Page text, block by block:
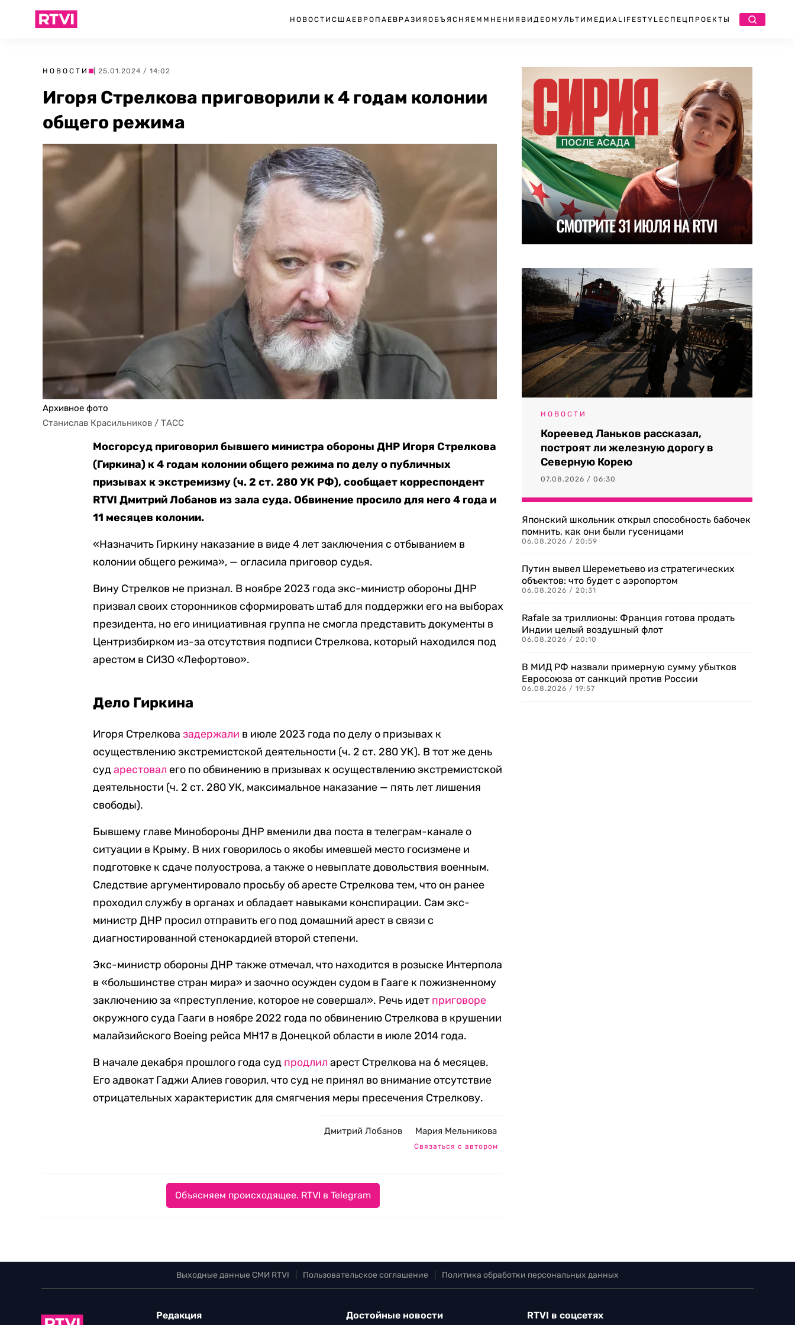
НОВОСТИ США ЕВРОПА ЕВРАЗИЯ ОБЪЯСНЯЕМ МНЕНИЯ ВИДЕО МУЛЬТИМЕДИА LIFESTYLEСПЕЦПРОЕКТЫ
НОВОСТИ | 25.01.2024 / 14:02
Игоря Стрелкова приговорили к 4 годам колонии
общего режима
Архивное фото
Станислав Красильников / ТАСС
Мосгорсуд приговорил бывшего министра обороны ДНР Игоря Стрелкова
(Гиркина) к 4 годам колонии общего режима по делу о публичных
призывах к экстремизму (ч. 2 ст. 280 УК РФ), сообщает корреспондент
RTVI Дмитрий Лобанов из зала суда. Обвинение просило для него 4 года и
11 месяцев колонии.
«Назначить Гиркину наказание в виде 4 лет заключения с отбыванием в
колонии общего режима», — огласила приговор судья.
Вину Стрелков не признал. В ноябре 2023 года экс-министр обороны ДНР
призвал своих сторонников сформировать штаб для поддержки его на выборах
президента, но его инициативная группа не смогла представить документы в
Центризбирком из-за отсутствия подписи Стрелкова, который находился под
арестом в СИЗО «Лефортово».
Дело Гиркина
Игоря Стрелковазадержали в июле 2023 года по делу о призывах к
осуществлению экстремистской деятельности (ч. 2 ст. 280 УК). В тот же день
сударестовал его по обвинению в призывах к осуществлению экстремистской
деятельности (ч. 2 ст. 280 УК, максимальное наказание — пять лет лишения
свободы).
Бывшему главе Минобороны ДНР вменили два поста в телеграм-канале о
ситуации в Крыму. В них говорилось о якобы имевшей место госизмене и
подготовке к сдаче полуострова, а также о невыплате довольствия военным.
Следствие аргументировало просьбу об аресте Стрелкова тем, что он ранее
проходил службу в органах и обладает навыками конспирации. Сам экс-
министр ДНР просил отправить его под домашний арест в связи с
диагностированной стенокардией второй степени.
Экс-министр обороны ДНР также отмечал, что находится в розыске Интерпола
в «большинстве стран мира» и заочно осужден судом в Гааге к пожизненному
заключению за «преступление, которое не совершал». Речь идет приговоре
окружного суда Гааги в ноябре 2022 года по обвинению Стрелкова в крушении
малайзийского Boeing рейса МН17 в Донецкой области в июле 2014 года.
В начале декабря прошлого года суд продлил арест Стрелкова на 6 месяцев.
Его адвокат Гаджи Алиев говорил, что суд не принял во внимание отсутствие
отрицательных характеристик для смягчения меры пресечения Стрелкову.
Дмитрий Лобанов Мария Мельникова
Связаться с автором
Объясняем происходящее. RTVI в Telegram
НОВОСТИ
Кореевед Ланьков рассказал,
построят ли железную дорогу в
Северную Корею
07.08.2026 / 06:30
Японский школьник открыл способность бабочек
помнить, как они были гусеницами
06.08.2026 / 20:59
Путин вывел Шереметьево из стратегических
объектов: что будет с аэропортом
06.08.2026 / 20:31
Rafale за триллионы: Франция готова продать
Индии целый воздушный флот
06.08.2026 / 20:10
В МИД РФ назвали примерную сумму убытков
Евросоюза от санкций против России
06.08.2026 / 19:57
Выходные данные СМИ RTVI Пользовательское соглашение Политика обработки персональных данных
Редакция Достойные новости RTVI в соцсетях